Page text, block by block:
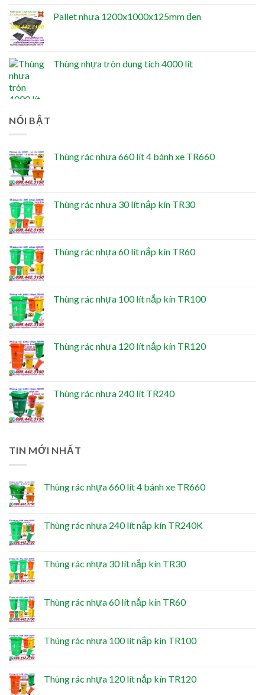
Pallet nhựa 1200x1000x125mm đen
Thùng nhựa tròn dung tích 4000 lít
NỔI BẬT
Thùng rác nhựa 660 lít 4 bánh xe TR660
Thùng rác nhựa 30 lít nắp kín TR30
Thùng rác nhựa 60 lít nắp kín TR60
Thùng rác nhựa 100 lít nắp kín TR100
Thùng rác nhựa 120 lít nắp kín TR120
Thùng rác nhựa 240 lít TR240
TIN MỚI NHẤT
Thùng rác nhựa 660 lít 4 bánh xe TR660
Thùng rác nhựa 240 lít nắp kín TR240K
Thùng rác nhựa 30 lít nắp kín TR30
Thùng rác nhựa 60 lít nắp kín TR60
Thùng rác nhựa 100 lít nắp kín TR100
Thùng rác nhựa 120 lít nắp kín TR120